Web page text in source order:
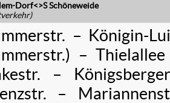
Dorf<>S Schöneweide
– Königin-
–
–
–